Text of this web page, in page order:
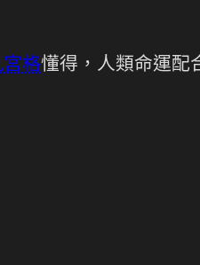
宮格懂得，人類命運配